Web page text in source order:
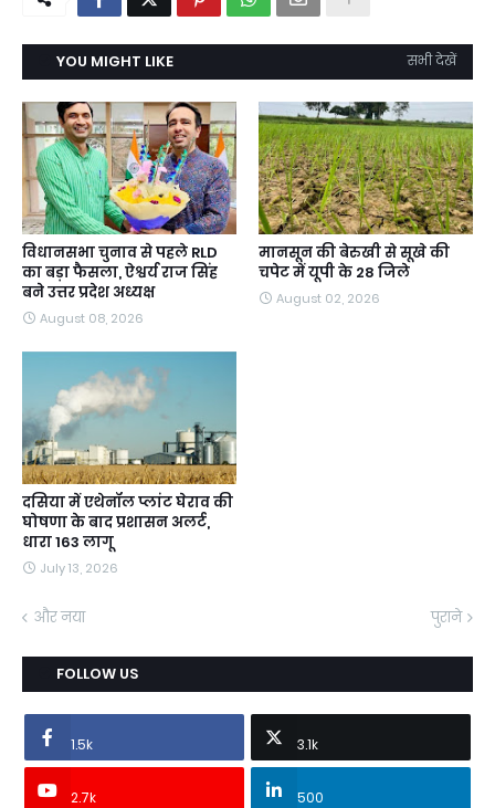
YOU MIGHT LIKE सभी देखें
विधानसभा चुनाव से पहले RLD
का बड़ा फैसला, ऐश्वर्य राज सिंह
बने उत्तर प्रदेश अध्यक्ष
August 08, 2026
मानसून की बेरुखी से सूखे की
चपेट में यूपी के 28 जिले
August 02, 2026
दसिया में एथेनॉल प्लांट घेराव की
घोषणा के बाद प्रशासन अलर्ट,
धारा 163 लागू
July 13, 2026
और नया पुराने
FOLLOW US
1.5k 3.1k
2.7k 500